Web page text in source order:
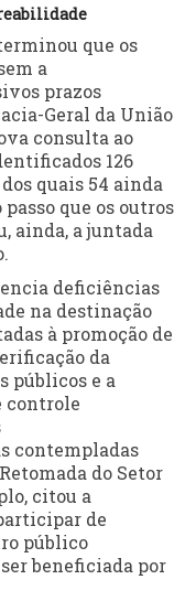
que os
a
prazos
Geral da União
consulta ao
126
quais 54 ainda
que os outros
ainda, a juntada
deficiências
na destinação
à promoção de
da
públicos e a
controle
contempladas
do Setor
citou a
de
público
beneficiada por